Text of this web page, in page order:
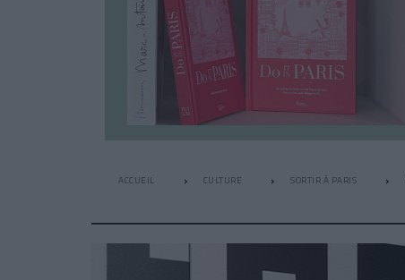
ACCUEIL CULTURE SORTIR À PARIS